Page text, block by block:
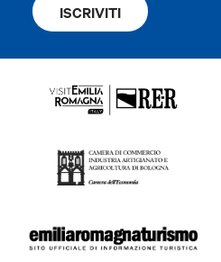
ISCRIVITI